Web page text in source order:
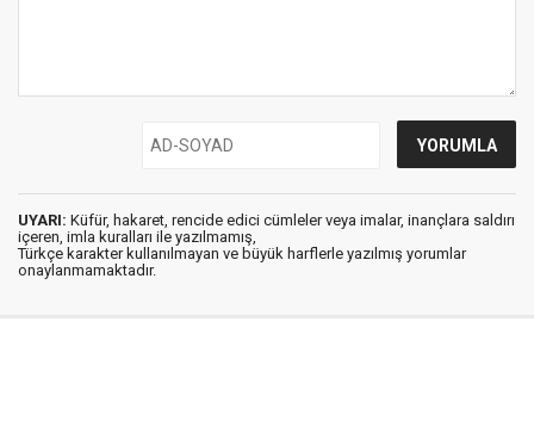
UYARI: Küfür, hakaret, rencide edici cümleler veya imalar, inançlara saldırı
içeren, imla kuralları ile yazılmamış,
Türkçe karakter kullanılmayan ve büyük harflerle yazılmış yorumlar
onaylanmamaktadır.